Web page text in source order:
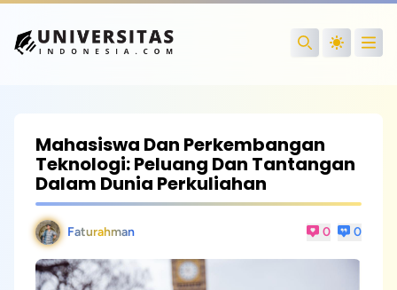
Search
Mahasiswa Dan Perkembangan
Teknologi: Peluang Dan Tantangan
Dalam Dunia Perkuliahan
Faturahman 0 0